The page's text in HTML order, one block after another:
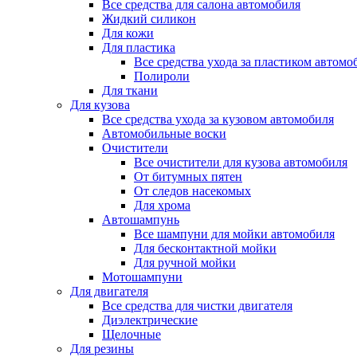
Все средства для салона автомобиля
Жидкий силикон
Для кожи
Для пластика
Все средства ухода за пластиком
Полироли
Для ткани
Для кузова
Все средства ухода за кузовом автомобиля
Автомобильные воски
Очистители
Все очистители для кузова автомобиля
От битумных пятен
От следов насекомых
Для хрома
Автошампунь
Все шампуни для мойки автомобиля
Для бесконтактной мойки
Для ручной мойки
Мотошампуни
Для двигателя
Все средства для чистки двигателя
Диэлектрические
Щелочные
Для резины